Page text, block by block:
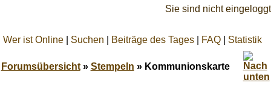
Sie sind nicht eingeloggt
Wer ist Online Suchen Beiträge des Tages FAQ Statistik
Forumsübersicht» Stempeln » Kommunionskarte